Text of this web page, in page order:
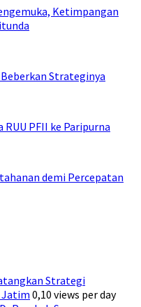
Ketimpangan
Strateginya
PFII ke Paripurna
demi Percepatan
Strategi
Jatim0,10 views per day